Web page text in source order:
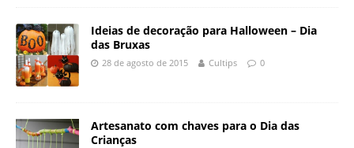
Ideias de decoração para Halloween – Dia
das Bruxas
28 de agosto de 2015 Cultips 0
Artesanato com chaves para o Dia das
Crianças